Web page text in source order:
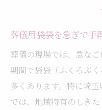
葬儀袋袋制作
トラブルを防
葬儀用袋袋の
制作工程の短
袋袋制作の流
葬儀用袋袋を急ぎで手
葬儀の現場では、急な
期間で袋袋（ふくろぶ
多くあります。特に埼
では、地域特有のしき